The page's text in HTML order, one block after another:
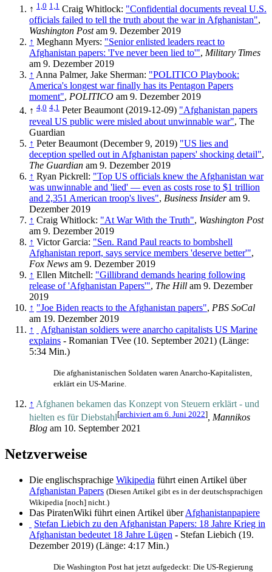
↑ 1,0 1,1 Craig Whitlock: "Confidential documents reveal U.S.
officials failed to tell the truth about the war in Afghanistan",
Washington Postam 9. Dezember 2019
↑ Meghann Myers: "Senior enlisted leaders react to
Afghanistan papers: 'I've never been lied to'", Military Times
am 9. Dezember 2019
↑ Anna Palmer, Jake Sherman: "POLITICO Playbook:
America's longest war finally has its Pentagon Papers
moment", POLITICO am 9. Dezember 2019
↑ 4,0 4,1 Peter Beaumont (2019-12-09) "Afghanistan papers
reveal US public were misled about unwinnable war", The
Guardian
↑ Peter Beaumont (December 9, 2019) "US lies and
deception spelled out in Afghanistan papers' shocking detail",
The Guardian am 9. Dezember 2019
↑ Ryan Pickrell: "Top US officials knew the Afghanistan war
was unwinnable and 'lied' — even as costs rose to $1 trillion
and 2,351 American troop's lives", Business Insideram 9.
Dezember 2019
↑ Craig Whitlock: "At War With the Truth", Washington Post
am 9. Dezember 2019
↑ Victor Garcia: "Sen. Rand Paul reacts to bombshell
Afghanistan report, says service members 'deserve better'",
Fox News am 9. Dezember 2019
↑ Ellen Mitchell: "Gillibrand demands hearing following
release of 'Afghanistan Papers'", The Hill am 9. Dezember
2019
↑ "Joe Biden reacts to the Afghanistan papers", PBS SoCal
am 19. Dezember 2019
↑
Afghanistan soldiers were anarcho capitalists US Marine
explains - Romanian TVee (10. September 2021) (Länge:
5:34 Min.)
Die afghanistanischen Soldaten waren Anarcho-Kapitalisten,
erklärt ein US-Marine.
↑ Afghanen bekamen das Konzept von Steuern erklärt - und
hielten es für Diebstahl[archiviert am 6. Juni 2022], Mannikos
Blog am 10. September 2021
Netzverweise
Die englischsprachige Wikipedia führt einen Artikel über
Afghanistan Papers (Diesen Artikel gibt es in der deutschsprachigen
Wikipedia [noch] nicht.)
Das PiratenWiki führt einen Artikel überAfghanistanpapiere
Stefan Liebich zu den Afghanistan Papers: 18 Jahre Krieg in
Afghanistan bedeutet 18 Jahre Lügen - Stefan Liebich (19.
Dezember 2019) (Länge: 4:17 Min.)
Die Washington Post hat jetzt aufgedeckt: Die US-Regierung